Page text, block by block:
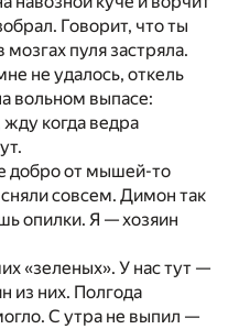
Говорит, что ты
пуля застряла.
не удалось, откель
вольном выпасе:
жду когда ведра
добро от мышей-то
совсем. Димон так
опилки. Я — хозяин
«зеленых». У нас тут —
из них. Полгода
С утра не выпил —